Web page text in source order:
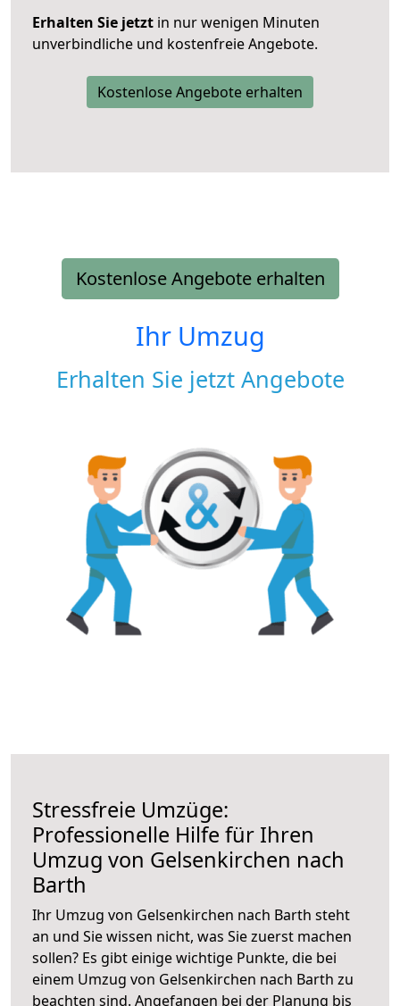
Erhalten Sie jetzt in nur wenigen Minuten
unverbindliche und kostenfreie Angebote.
Kostenlose Angebote erhalten
Kostenlose Angebote erhalten
Ihr Umzug
Erhalten Sie jetzt Angebote
Stressfreie Umzüge:
Professionelle Hilfe für Ihren
Umzug von Gelsenkirchen nach
Barth
Ihr Umzug von Gelsenkirchen nach Barth steht
an und Sie wissen nicht, was Sie zuerst machen
sollen? Es gibt einige wichtige Punkte, die bei
einem Umzug von Gelsenkirchen nach Barth zu
beachten sind. Angefangen bei der Planung bis